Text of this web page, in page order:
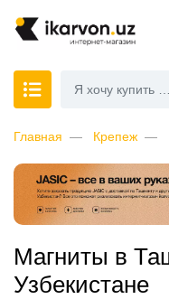
Главная Крепеж
Магниты в
Узбекистане